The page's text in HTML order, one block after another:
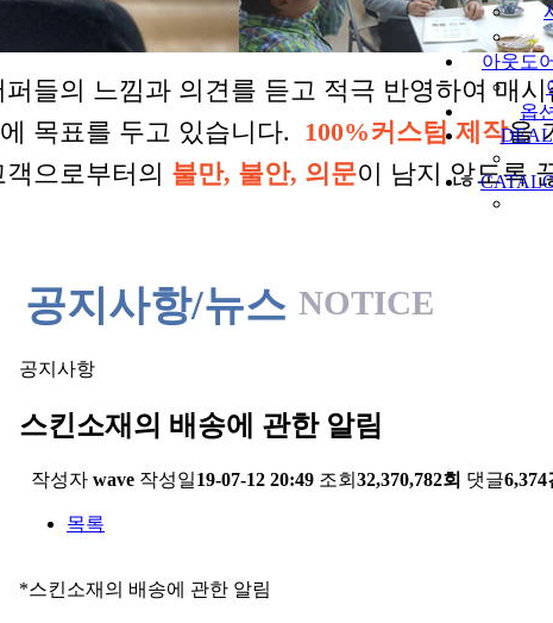
아웃도
옵션
퍼들의 느낌과 의견를 듣고 적극 반영하여 매
목표를 두고 있습니다. 100%커스텀 제작을
으로부터의 불만, 불안, 의문이 남지 않도록
공지사항/뉴스 NOTICE
공지사항
스킨소재의 배송에 관한 알림
작성자 wave 작성일19-07-12 20:49 조회 32,370,782회 댓글6,374
목록
*스킨소재의 배송에 관한 알림